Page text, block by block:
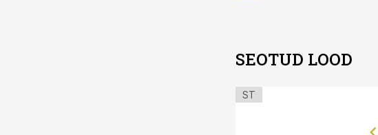
SEOTUD LOOD
ST